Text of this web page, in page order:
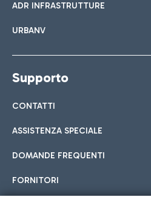
ADR INFRASTRUTTURE
URBANV
Supporto
CONTATTI
ASSISTENZA SPECIALE
DOMANDE FREQUENTI
FORNITORI